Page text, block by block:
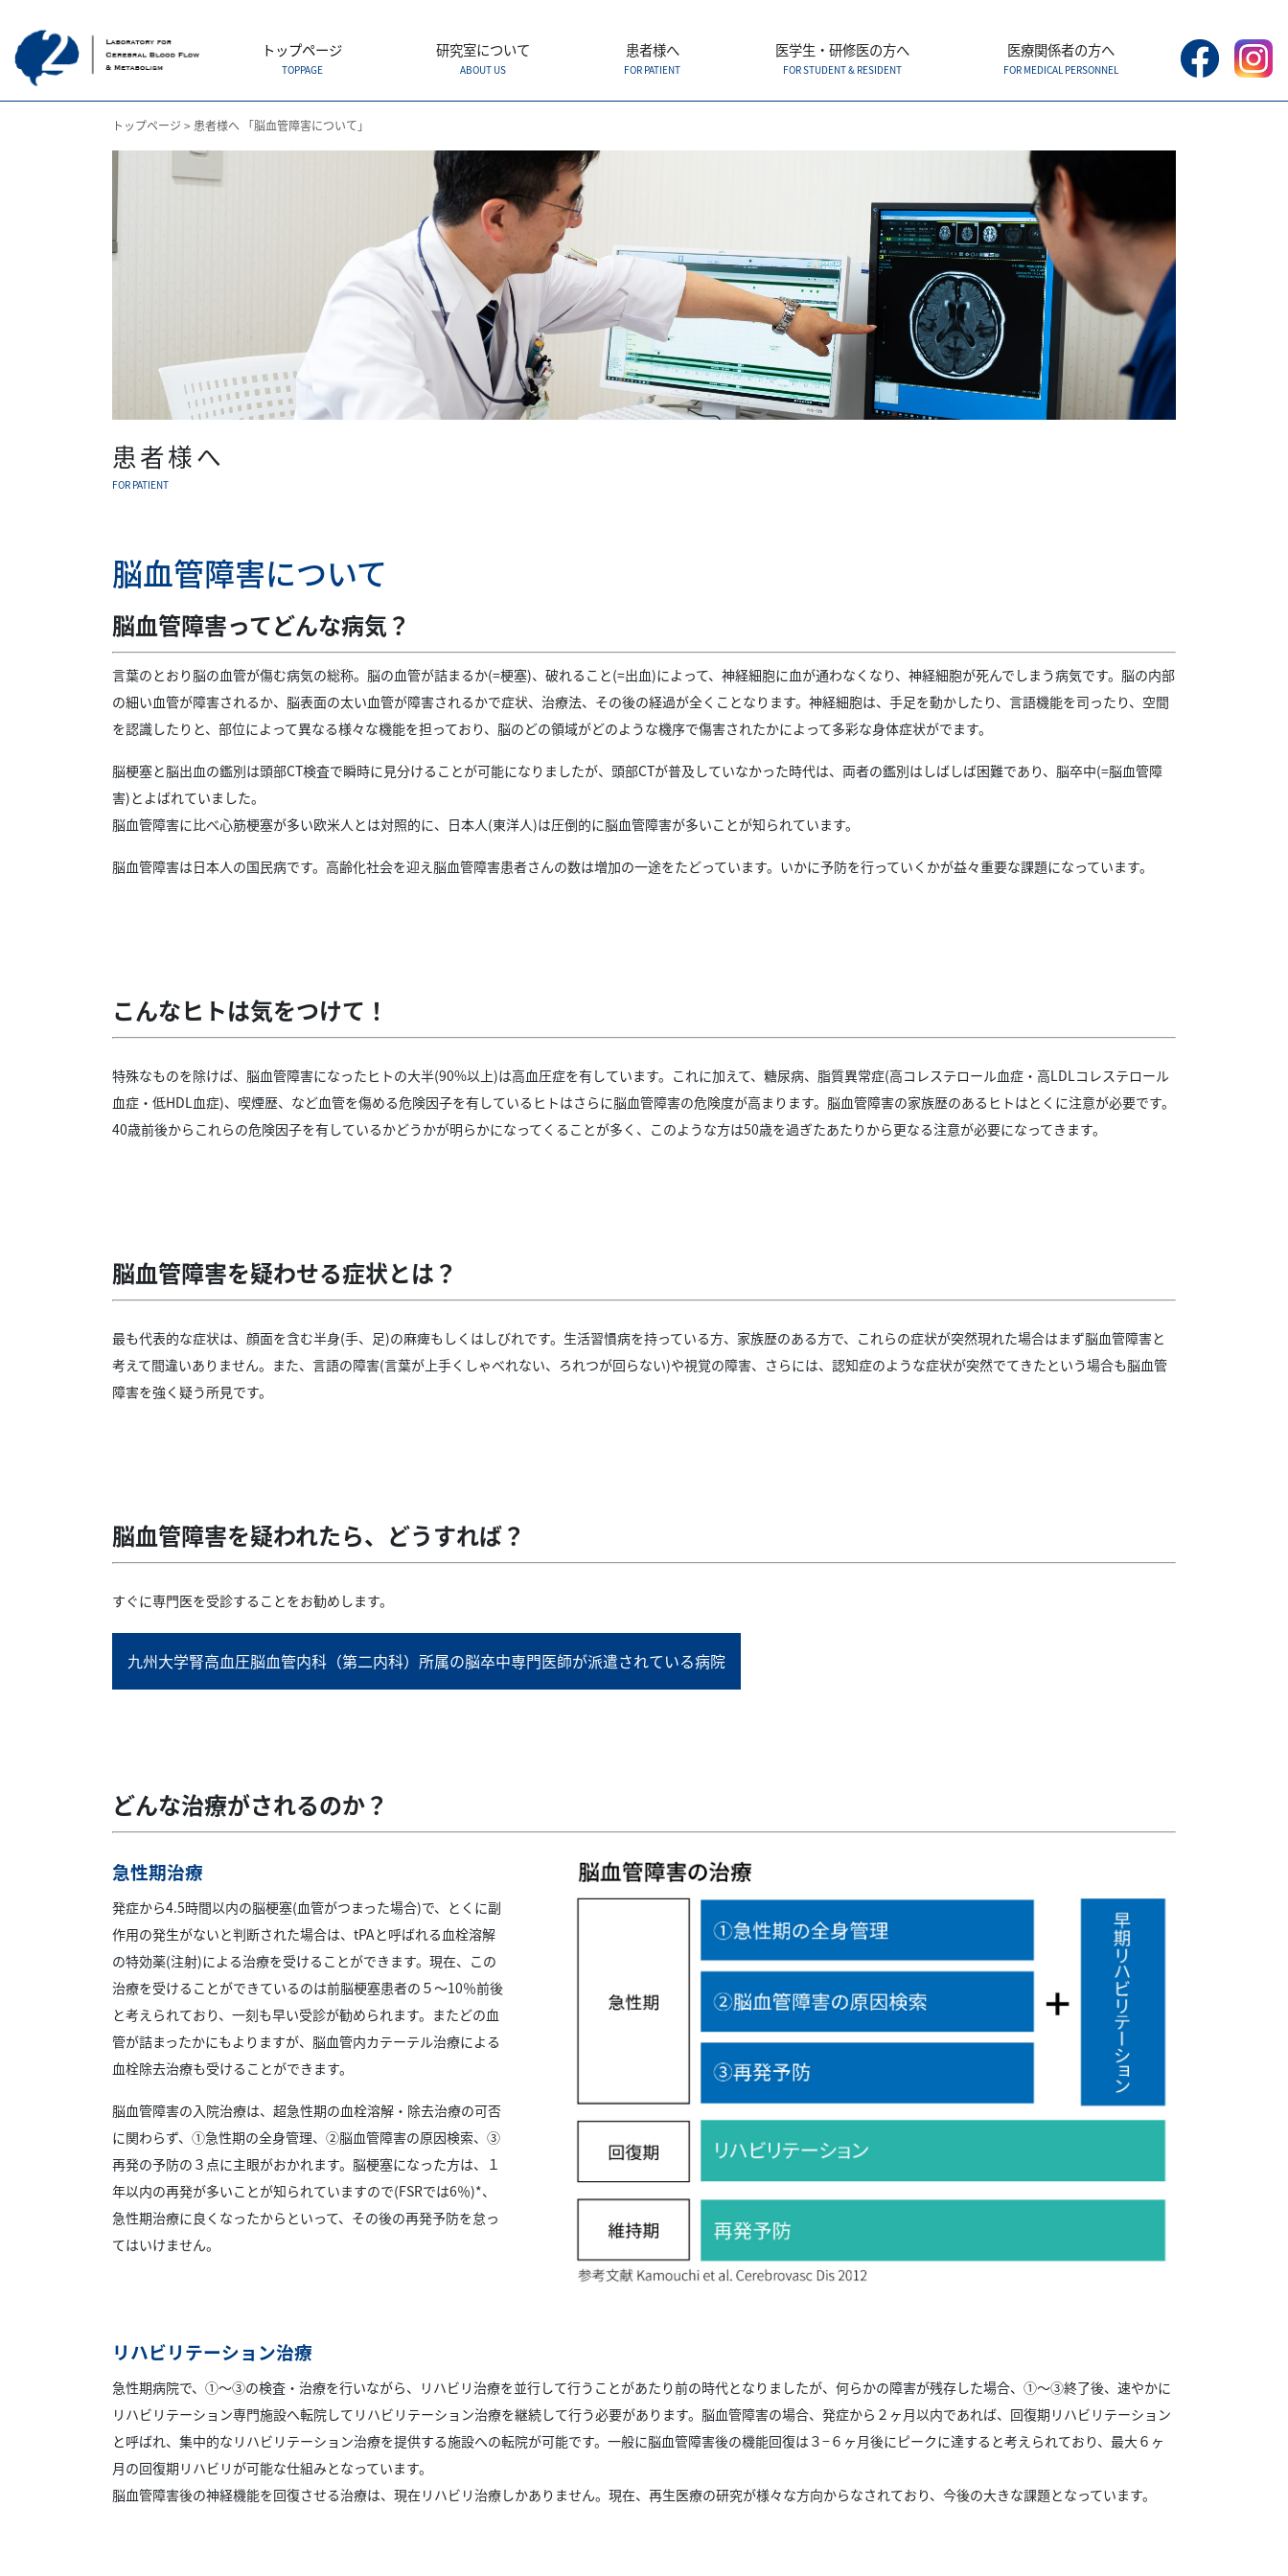
トップページ
TOPPAGE
研究室について
ABOUT US
患者様へ
FOR PATIENT
医学生・研修医の方へ
FOR STUDENT & RESIDENT
医療関係者の方へ
FOR MEDICAL PERSONNEL
トップページ > 患者様へ 「脳血管障害について」
患者様へ
FOR PATIENT
脳血管障害について
脳血管障害ってどんな病気？
言葉のとおり脳の血管が傷む病気の総称。脳の血管が詰まるか(=梗塞)、破れること(=出血)によって、神経細胞に血が通わなくなり、神経細胞が死んでしまう病気です。脳の内部
の細い血管が障害されるか、脳表面の太い血管が障害されるかで症状、治療法、その後の経過が全くことなります。神経細胞は、手足を動かしたり、言語機能を司ったり、空間
を認識したりと、部位によって異なる様々な機能を担っており、脳のどの領域がどのような機序で傷害されたかによって多彩な身体症状がでます。
脳梗塞と脳出血の鑑別は頭部CT検査で瞬時に見分けることが可能になりましたが、頭部CTが普及していなかった時代は、両者の鑑別はしばしば困難であり、脳卒中(=脳血管障
害)とよばれていました。
脳血管障害に比べ心筋梗塞が多い欧米人とは対照的に、日本人(東洋人)は圧倒的に脳血管障害が多いことが知られています。
脳血管障害は日本人の国民病です。高齢化社会を迎え脳血管障害患者さんの数は増加の一途をたどっています。いかに予防を行っていくかが益々重要な課題になっています。
こんなヒトは気をつけて！
特殊なものを除けば、脳血管障害になったヒトの大半(90%以上)は高血圧症を有しています。これに加えて、糖尿病、脂質異常症(高コレステロール血症・高LDLコレステロール
血症・低HDL血症)、喫煙歴、など血管を傷める危険因子を有しているヒトはさらに脳血管障害の危険度が高まります。脳血管障害の家族歴のあるヒトはとくに注意が必要です。
40歳前後からこれらの危険因子を有しているかどうかが明らかになってくることが多く、このような方は50歳を過ぎたあたりから更なる注意が必要になってきます。
脳血管障害を疑わせる症状とは？
最も代表的な症状は、顔面を含む半身(手、足)の麻痺もしくはしびれです。生活習慣病を持っている方、家族歴のある方で、これらの症状が突然現れた場合はまず脳血管障害と
考えて間違いありません。また、言語の障害(言葉が上手くしゃべれない、ろれつが回らない)や視覚の障害、さらには、認知症のような症状が突然でてきたという場合も脳血管
障害を強く疑う所見です。
脳血管障害を疑われたら、どうすれば？
すぐに専門医を受診することをお勧めします。
九州大学腎高血圧脳血管内科（第二内科）所属の脳卒中専門医師が派遣されている病院
どんな治療がされるのか？
急性期治療
発症から4.5時間以内の脳梗塞(血管がつまった場合)で、とくに副
作用の発生がないと判断された場合は、tPAと呼ばれる血栓溶解
の特効薬(注射)による治療を受けることができます。現在、この
治療を受けることができているのは前脳梗塞患者の５〜10％前後
と考えられており、一刻も早い受診が勧められます。またどの血
管が詰まったかにもよりますが、脳血管内カテーテル治療による
血栓除去治療も受けることができます。
脳血管障害の入院治療は、超急性期の血栓溶解・除去治療の可否
に関わらず、①急性期の全身管理、②脳血管障害の原因検索、③
再発の予防の３点に主眼がおかれます。脳梗塞になった方は、１
年以内の再発が多いことが知られていますので(FSRでは6％)*、
急性期治療に良くなったからといって、その後の再発予防を怠っ
てはいけません。
リハビリテーション治療
急性期病院で、①〜③の検査・治療を行いながら、リハビリ治療を並行して行うことがあたり前の時代となりましたが、何らかの障害が残存した場合、①〜③終了後、速やかに
リハビリテーション専門施設へ転院してリハビリテーション治療を継続して行う必要があります。脳血管障害の場合、発症から２ヶ月以内であれば、回復期リハビリテーション
と呼ばれ、集中的なリハビリテーション治療を提供する施設への転院が可能です。一般に脳血管障害後の機能回復は３−６ヶ月後にピークに達すると考えられており、最大６ヶ
月の回復期リハビリが可能な仕組みとなっています。
脳血管障害後の神経機能を回復させる治療は、現在リハビリ治療しかありません。現在、再生医療の研究が様々な方向からなされており、今後の大きな課題となっています。